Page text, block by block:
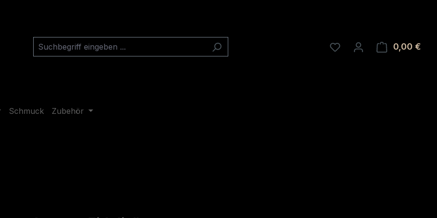
0,00 €
Schmuck Zubehör